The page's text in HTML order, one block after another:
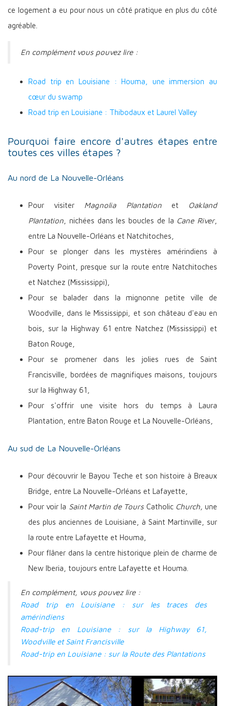
ce logement a eu pour nous un côté pratique en plus du côté
agréable.
En complément vous pouvez lire :
Road trip en Louisiane : Houma, une immersion au
cœur du swamp
Road trip en Louisiane : Thibodaux et Laurel Valley
Pourquoi faire encore d'autres étapes entre
toutes ces villes étapes ?
Au nord de La Nouvelle-Orléans
Pour visiter Magnolia Plantationet
Oakland
Plantation , nichées dans les boucles de la Cane River,
entre La Nouvelle-Orléans et Natchitoches,
Pour se plonger dans les mystères amérindiens à
Poverty Point, presque sur la route entre Natchitoches
et Natchez (Mississippi),
Pour se balader dans la mignonne petite ville de
Woodville, dans le Mississippi, et son château d'eau en
bois, sur la Highway 61 entre Natchez (Mississippi) et
Baton Rouge,
Pour se promener dans les jolies rues de Saint
Francisville, bordées de magnifiques maisons, toujours
sur la Highway 61,
Pour s'offrir une visite hors du temps à Laura
Plantation, entre Baton Rouge et La Nouvelle-Orléans,
Au sud de La Nouvelle-Orléans
Pour découvrir le Bayou Teche et son histoire à Breaux
Bridge, entre La Nouvelle-Orléans et Lafayette,
Pour voir la Saint Martin de ToursCatholic Church,une
des plus anciennes de Louisiane, à Saint Martinville, sur
la route entre Lafayette et Houma,
Pour flâner dans la centre historique plein de charme de
New Iberia, toujours entre Lafayette et Houma.
En complément, vous pouvez lire :
Road trip en Louisiane : sur les traces des
amérindiens
Road-trip en Louisiane : sur la Highway 61,
Woodville et Saint Francisville
Road-trip en Louisiane : sur la Route des Plantations